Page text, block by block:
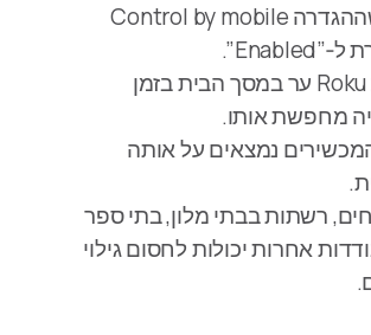
בדקו שוב שההגדרה Control by mobile
השאירו את Roku ער במסך הבית בזמן
מחפשת אותו.
נמצאים על אותה
רשתות בבתי מלון, בתי ספר
אחרות יכולות לחסום גילוי